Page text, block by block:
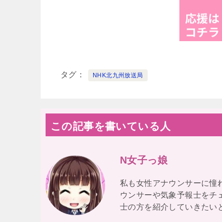
タグ NHK北九州放送局
この記事を書いている人
N女子っ娘
私も女性アナウンサーに憧
ウンサーや気象予報士をチ
士の方を紹介していきたい